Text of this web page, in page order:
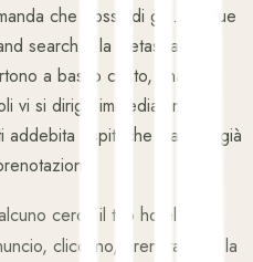
che possiedi già. Le due
search e la metasearch.
a basso costo, una
vi si dirige immediatamente,
addebita ospiti che stavano già
cerca il tuo hotel per
cliccano, prenotano, e la